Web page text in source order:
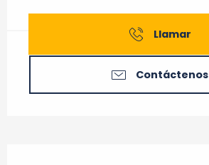
Llamar
Contáctenos